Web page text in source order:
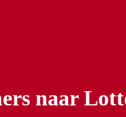
naar